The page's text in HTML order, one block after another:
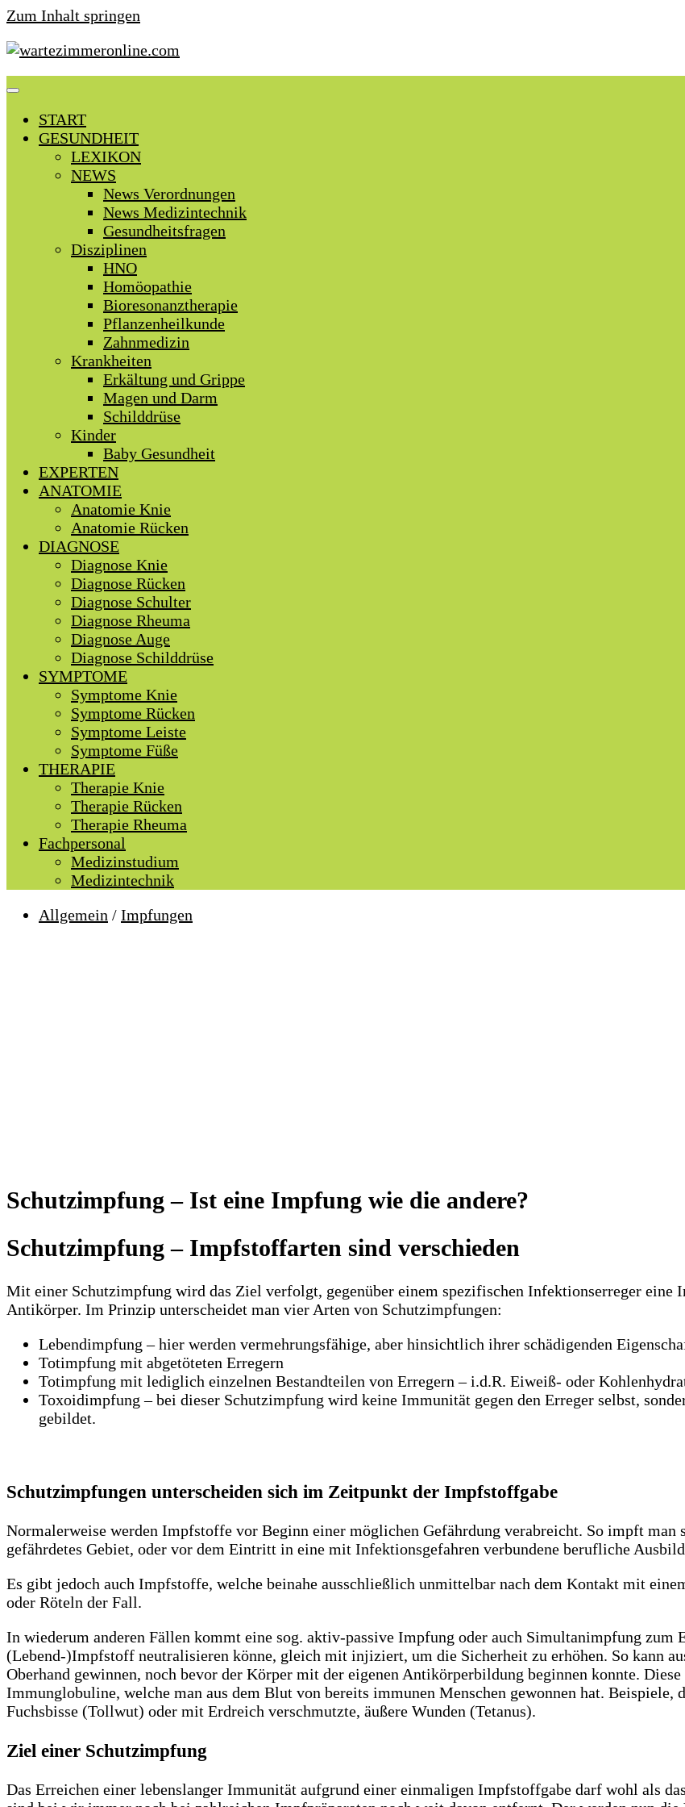
Zum Inhalt springen
START
GESUNDHEIT
LEXIKON
NEWS
News Verordnungen
News Medizintechnik
Gesundheitsfragen
Disziplinen
HNO
Homöopathie
Bioresonanztherapie
Pflanzenheilkunde
Zahnmedizin
Krankheiten
Erkältung und Grippe
Magen und Darm
Schilddrüse
Kinder
Baby Gesundheit
EXPERTEN
ANATOMIE
Anatomie Knie
Anatomie Rücken
DIAGNOSE
Diagnose Knie
Diagnose Rücken
Diagnose Schulter
Diagnose Rheuma
Diagnose Auge
Diagnose Schilddrüse
SYMPTOME
Symptome Knie
Symptome Rücken
Symptome Leiste
Symptome Füße
THERAPIE
Therapie Knie
Therapie Rücken
Therapie Rheuma
Fachpersonal
Medizinstudium
Medizintechnik
Allgemein / Impfungen
Schutzimpfung – Ist eine Impfung wie die andere?
Schutzimpfung – Impfstoffarten sind verschieden
Mit einer Schutzimpfung wird das Ziel verfolgt, gegenüber einem spezifischen Infektionserreger eine
Antikörper. Im Prinzip unterscheidet man vier Arten von Schutzimpfungen:
Lebendimpfung – hier werden vermehrungsfähige, aber hinsichtlich ihrer schädigenden
Totimpfung mit abgetöteten Erregern
Totimpfung mit lediglich einzelnen Bestandteilen von Erregern – i.d.R. Eiweiß- oder
Toxoidimpfung – bei dieser Schutzimpfung wird keine Immunität gegen den Erreger selbst,
gebildet.
Schutzimpfungen unterscheiden sich im Zeitpunkt der Impfstoffgabe
Normalerweise werden Impfstoffe vor Beginn einer möglichen Gefährdung verabreicht. So impft man
gefährdetes Gebiet, oder vor dem Eintritt in eine mit Infektionsgefahren verbundene berufliche
Es gibt jedoch auch Impfstoffe, welche beinahe ausschließlich unmittelbar nach dem Kontakt mit
oder Röteln der Fall.
In wiederum anderen Fällen kommt eine sog. aktiv-passive Impfung oder auch Simultanimpfung zum
(Lebend-)Impfstoff neutralisieren könne, gleich mit injiziert, um die Sicherheit zu erhöhen. So kann
Oberhand gewinnen, noch bevor der Körper mit der eigenen Antikörperbildung beginnen konnte.
Immunglobuline, welche man aus dem Blut von bereits immunen Menschen gewonnen hat.
Fuchsbisse (Tollwut) oder mit Erdreich verschmutzte, äußere Wunden (Tetanus).
Ziel einer Schutzimpfung
Das Erreichen einer lebenslanger Immunität aufgrund einer einmaligen Impfstoffgabe darf wohl als